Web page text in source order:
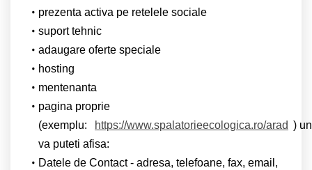
prezenta activa pe retelele sociale
suport tehnic
adaugare oferte speciale
hosting
mentenanta
pagina proprie
(exemplu:
https://www.spalatorieecologica.ro/arad )
va puteti afisa:
Datele de Contact - adresa, telefoane, fax, email,